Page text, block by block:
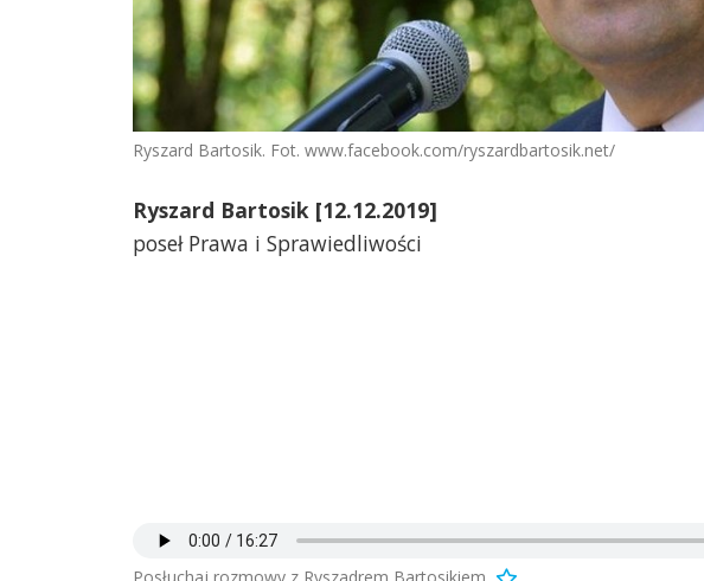
Ryszard Bartosik. Fot. www.facebook.com/ryszardbartosik.net/
Ryszard Bartosik [12.12.2019]
poseł Prawa i Sprawiedliwości